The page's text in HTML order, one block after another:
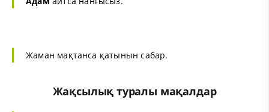
Жаман мақтанса қатынын сабар.
Жақсылық туралы мақалдар